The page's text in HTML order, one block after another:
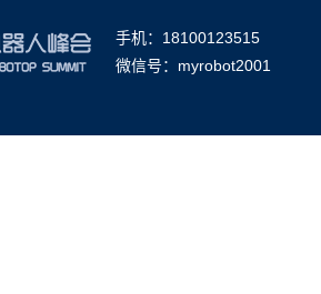
手机：18100123515
微信号：myrobot2001